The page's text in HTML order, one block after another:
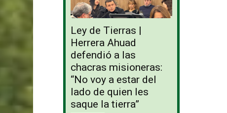
Ley de Tierras |
Herrera Ahuad
defendió a las
chacras misioneras:
“No voy a estar del
lado de quien les
saque la tierra”